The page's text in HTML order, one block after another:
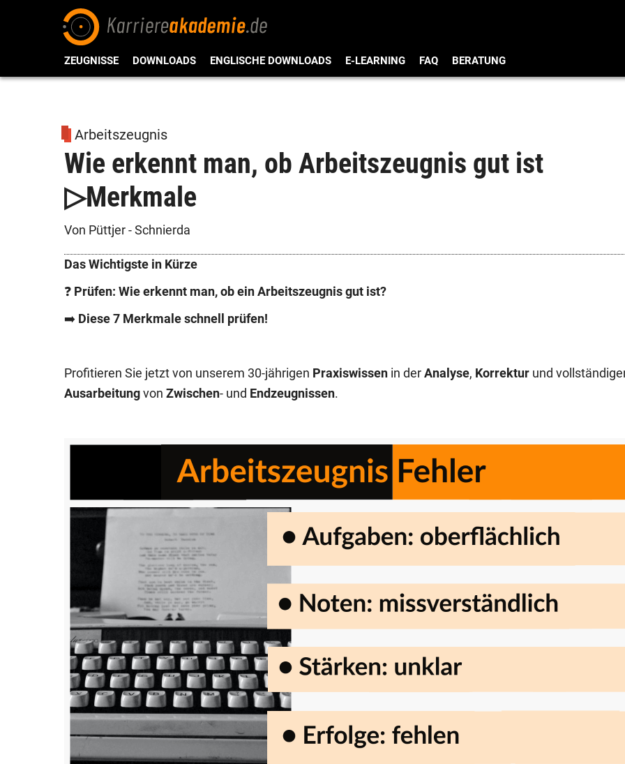
ZEUGNISSE DOWNLOADS ENGLISCHE DOWNLOADS E-LEARNING FAQ BERATUNG
Arbeitszeugnis
Wie erkennt man, ob Arbeitszeugnis gut ist
▷Merkmale
Von Püttjer - Schnierda
Das Wichtigste in Kürze
❓ Prüfen: Wie erkennt man, ob ein Arbeitszeugnis gut ist?
➡️ Diese 7 Merkmale schnell prüfen!
Profitieren Sie jetzt von unserem 30-jährigen Praxiswissen in der Analyse, Korrektur und
Ausarbeitung von Zwischen- und Endzeugnissen.